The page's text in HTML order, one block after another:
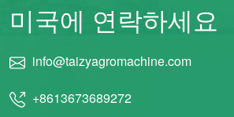
미국에 연락하세요
info@taizyagromachine.com
+8613673689272